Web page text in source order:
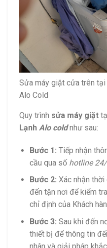
Sửa máy giặt cửa trên tại
Alo Cold
Quy trình sửa máy giặt
Lạnh Alo coldnhư sau:
Bước 1: Tiếp nhận
cầu qua số hotline
Bước 2: Xác nhận
đến tận nơi để kiểm
chỉ định của Khách
Bước 3: Sau khi đến
thiết bị để thông tin